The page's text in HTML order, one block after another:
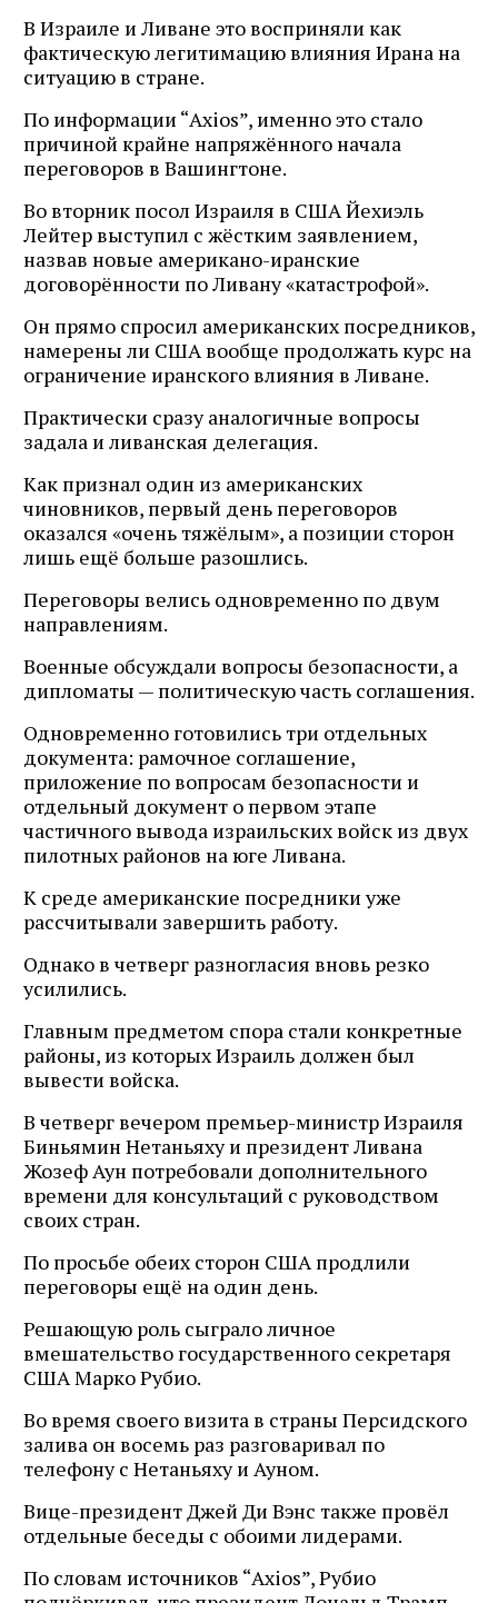
В Израиле и Ливане это восприняли как
фактическую легитимацию влияния Ирана на
ситуацию в стране.
По информации “Axios”, именно это стало
причиной крайне напряжённого начала
переговоров в Вашингтоне.
Во вторник посол Израиля в США Йехиэль
Лейтер выступил с жёстким заявлением,
назвав новые американо-иранские
договорённости по Ливану «катастрофой».
Он прямо спросил американских посредников,
намерены ли США вообще продолжать курс на
ограничение иранского влияния в Ливане.
Практически сразу аналогичные вопросы
задала и ливанская делегация.
Как признал один из американских
чиновников, первый день переговоров
оказался «очень тяжёлым», а позиции сторон
лишь ещё больше разошлись.
Переговоры велись одновременно по двум
направлениям.
Военные обсуждали вопросы безопасности, а
дипломаты — политическую часть соглашения.
Одновременно готовились три отдельных
документа: рамочное соглашение,
приложение по вопросам безопасности и
отдельный документ о первом этапе
частичного вывода израильских войск из двух
пилотных районов на юге Ливана.
К среде американские посредники уже
рассчитывали завершить работу.
Однако в четверг разногласия вновь резко
усилились.
Главным предметом спора стали конкретные
районы, из которых Израиль должен был
вывести войска.
В четверг вечером премьер-министр Израиля
Биньямин Нетаньяху и президент Ливана
Жозеф Аун потребовали дополнительного
времени для консультаций с руководством
своих стран.
По просьбе обеих сторон США продлили
переговоры ещё на один день.
Решающую роль сыграло личное
вмешательство государственного секретаря
США Марко Рубио.
Во время своего визита в страны Персидского
залива он восемь раз разговаривал по
телефону с Нетаньяху и Ауном.
Вице-президент Джей Ди Вэнс также провёл
отдельные беседы с обоими лидерами.
По словам источников “Axios”, Рубио